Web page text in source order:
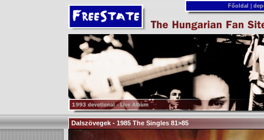
Főoldal
Dalszövegek - 1985 The Singles 81>85